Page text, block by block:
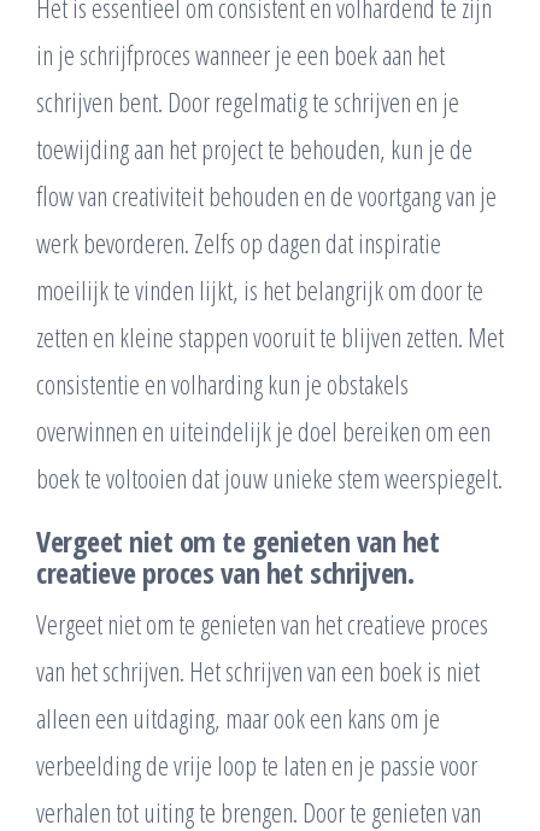
in je schrijfproces wanneer je een boek aan het
schrijven bent. Door regelmatig te schrijven en je
toewijding aan het project te behouden, kun je de
flow van creativiteit behouden en de voortgang van je
werk bevorderen. Zelfs op dagen dat inspiratie
moeilijk te vinden lijkt, is het belangrijk om door te
zetten en kleine stappen vooruit te blijven zetten. Met
consistentie en volharding kun je obstakels
overwinnen en uiteindelijk je doel bereiken om een
boek te voltooien dat jouw unieke stem weerspiegelt.
Vergeet niet om te genieten van het
creatieve proces van het schrijven.
Vergeet niet om te genieten van het creatieve proces
van het schrijven. Het schrijven van een boek is niet
alleen een uitdaging, maar ook een kans om je
verbeelding de vrije loop te laten en je passie voor
verhalen tot uiting te brengen. Door te genieten van